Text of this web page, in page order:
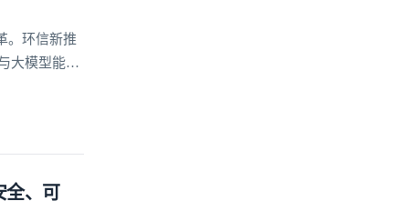
。环信新推
大模型能力
全、可